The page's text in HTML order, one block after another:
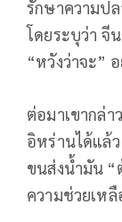
รักษาความป
โดยระบุว่า จี
“หวังว่าจะ”
ต่อมาเขากล่า
อิหร่านได้แล้
ขนส่งน้ำมัน “
ความช่วยเหลื